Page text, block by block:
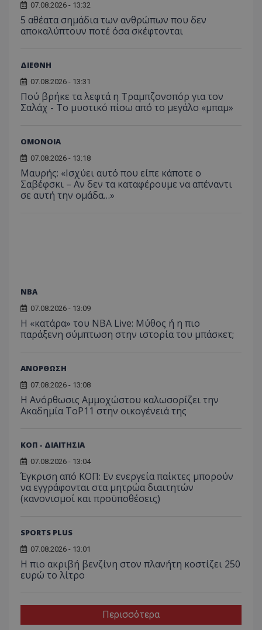
07.08.2026 - 13:32
5 αθέατα σημάδια των ανθρώπων που δεν
αποκαλύπτουν ποτέ όσα σκέφτονται
ΔΙΕΘΝΗ
07.08.2026 - 13:31
Πού βρήκε τα λεφτά η Τραμπζονσπόρ για τον
Σαλάχ - Το μυστικό πίσω από το μεγάλο «μπαμ»
ΟΜΟΝΟΙΑ
07.08.2026 - 13:18
Μαυρής: «Ισχύει αυτό που είπε κάποτε ο
Σαβέφσκι – Αν δεν τα καταφέρουμε να απέναντι
σε αυτή την ομάδα…»
NBA
07.08.2026 - 13:09
Η «κατάρα» του NBA Live: Μύθος ή η πιο
παράξενη σύμπτωση στην ιστορία του μπάσκετ;
ΑΝΟΡΘΩΣΗ
07.08.2026 - 13:08
Η Ανόρθωσις Αμμοχώστου καλωσορίζει την
Ακαδημία ToP11 στην οικογένειά της
ΚΟΠ - ΔΙΑΙΤΗΣΙΑ
07.08.2026 - 13:04
Έγκριση από ΚΟΠ: Εν ενεργεία παίκτες μπορούν
να εγγράφονται στα μητρώα διαιτητών
(κανονισμοί και προϋποθέσεις)
SPORTS PLUS
07.08.2026 - 13:01
Η πιο ακριβή βενζίνη στον πλανήτη κοστίζει 250
ευρώ το λίτρο
Περισσότερα